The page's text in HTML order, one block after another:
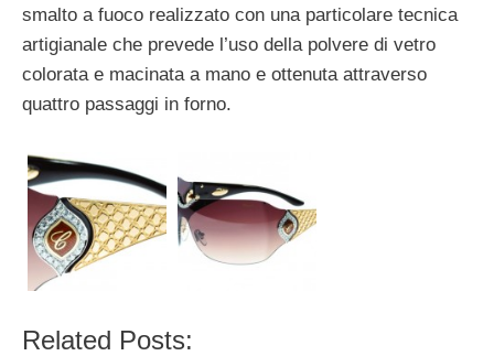
smalto a fuoco realizzato con una particolare tecnica
artigianale che prevede l’uso della polvere di vetro
colorata e macinata a mano e ottenuta attraverso
quattro passaggi in forno.
Related Posts: